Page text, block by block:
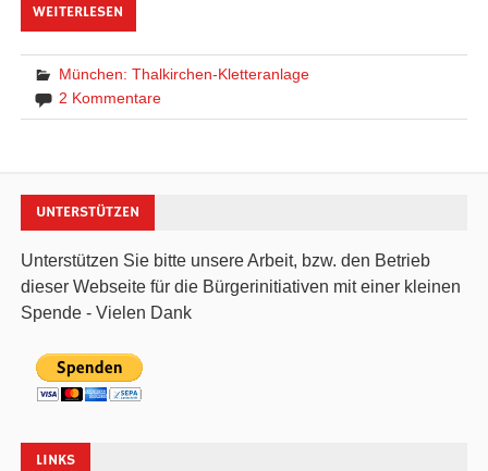
WEITERLESEN
München: Thalkirchen-Kletteranlage
2 Kommentare
UNTERSTÜTZEN
Unterstützen Sie bitte unsere Arbeit, bzw. den Betrieb
dieser Webseite für die Bürgerinitiativen mit einer kleinen
Spende - Vielen Dank
LINKS